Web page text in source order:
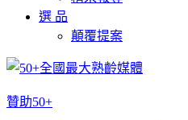
選 品
顛覆提案
贊助50+